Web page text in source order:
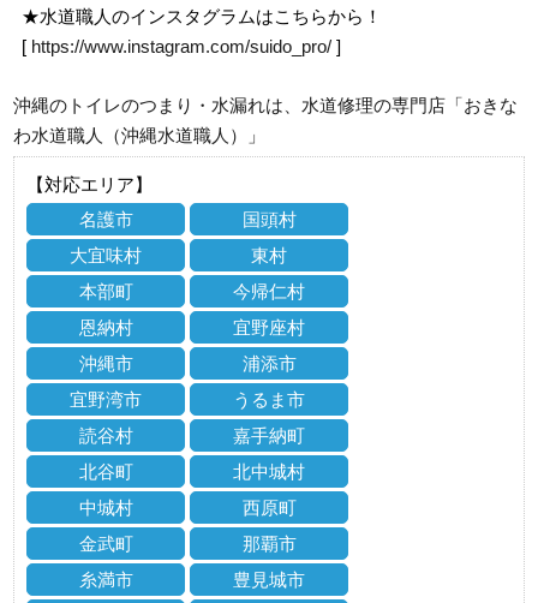
★水道職人のインスタグラムはこちらから！
[ https://www.instagram.com/suido_pro/ ]
沖縄のトイレのつまり・水漏れは、水道修理の専門店「おきな
わ水道職人（沖縄水道職人）」
【対応エリア】
名護市
国頭村
大宜味村
東村
本部町
今帰仁村
恩納村
宜野座村
沖縄市
浦添市
宜野湾市
うるま市
読谷村
嘉手納町
北谷町
北中城村
中城村
西原町
金武町
那覇市
糸満市
豊見城市